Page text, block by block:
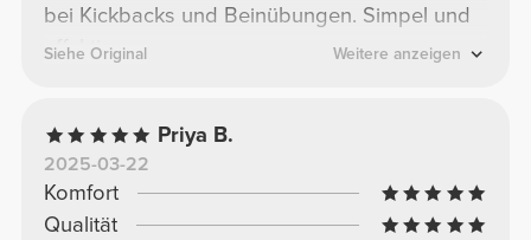
bei Kickbacks und Beinübungen. Simpel und
effektiv.
Siehe Original Weitere anzeigen
Priya B.
2025-03-22
Komfort
Qualität